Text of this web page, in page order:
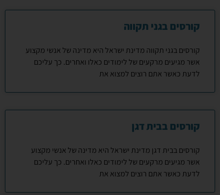
קורסים בגני תקווה
קורסים בגני תקווה מדינת ישראל היא מדינה של אנשי מקצוע
אשר מגיעים מרקעים של לימודים כאלו ואחרים. כך עליכם
לדעת כאשר אתם רוצים למצוא את
קורסים בבית דגן
קורסים בבית דגן מדינת ישראל היא מדינה של אנשי מקצוע
אשר מגיעים מרקעים של לימודים כאלו ואחרים. כך עליכם
לדעת כאשר אתם רוצים למצוא את